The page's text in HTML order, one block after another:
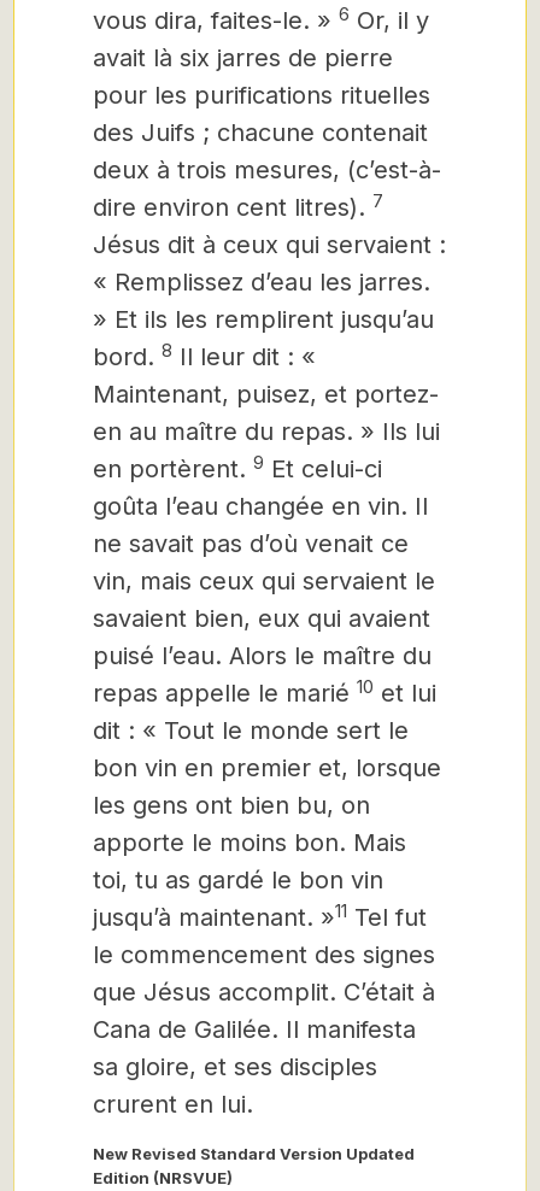
vous dira, faites-le. » 6 Or, il y
avait là six jarres de pierre
pour les purifications rituelles
des Juifs ; chacune contenait
deux à trois mesures, (c’est-à-
dire environ cent litres). 7
Jésus dit à ceux qui servaient :
« Remplissez d’eau les jarres.
» Et ils les remplirent jusqu’au
bord. 8 Il leur dit : «
Maintenant, puisez, et portez-
en au maître du repas. » Ils lui
en portèrent. 9 Et celui-ci
goûta l’eau changée en vin. Il
ne savait pas d’où venait ce
vin, mais ceux qui servaient le
savaient bien, eux qui avaient
puisé l’eau. Alors le maître du
repas appelle le marié 10 et lui
dit : « Tout le monde sert le
bon vin en premier et, lorsque
les gens ont bien bu, on
apporte le moins bon. Mais
toi, tu as gardé le bon vin
jusqu’à maintenant. »11 Tel fut
le commencement des signes
que Jésus accomplit. C’était à
Cana de Galilée. Il manifesta
sa gloire, et ses disciples
crurent en lui.
New Revised Standard Version Updated
Edition (NRSVUE)